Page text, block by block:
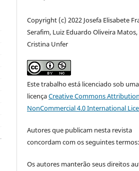
Copyright (c) 2022 Josefa Elisabete
Serafim, Luiz Eduardo Oliveira Matos,
Cristina Unfer
Este trabalho está licenciado sob uma
licençaCreative Commons
NonCommercial 4.0 International
Autores que publicam nesta revista
concordam com os seguintes termos:
Os autores manterão seus direitos